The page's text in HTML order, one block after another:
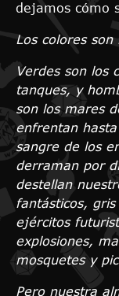
dejamos cómo
Los colores son
Verdes son los
tanques, y
son los mares
enfrentan
sangre de los
derraman por
destellan
fantásticos,
ejércitos
explosiones,
mosquetes y
Pero nuestra